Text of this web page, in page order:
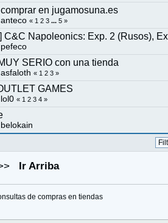
en jugamosuna.es
anteco « 1 2 3 ...5 »
C&C Napoleonics: Exp. 2 (Rusos),
pefeco
SERIO con una tienda
asfaloth « 1 2 3 »
GAMES
lol0 « 1 2 3 4 »
belokain
Ir Arriba
de compras en tiendas